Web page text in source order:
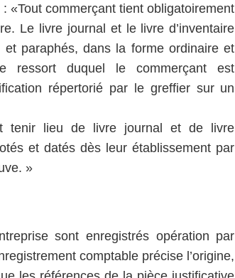
: «Tout commerçant tient obligatoirement
Le livre journal et le livre d’inventaire
paraphés, dans la forme ordinaire et
duquel le commerçant est
répertorié par le greffier sur un
tenir lieu de livre journal et de livre
et datés dès leur établissement par
»
sont enregistrés opération par
comptable précise l’origine,